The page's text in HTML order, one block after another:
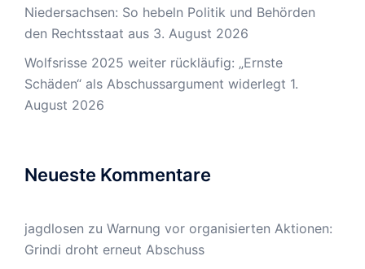
Niedersachsen: So hebeln Politik und Behörden
den Rechtsstaat aus 3. August 2026
Wolfsrisse 2025 weiter rückläufig: „Ernste
Schäden“ als Abschussargument widerlegt 1.
August 2026
Neueste Kommentare
jagdlosen zu Warnung vor organisierten Aktionen:
Grindi droht erneut Abschuss